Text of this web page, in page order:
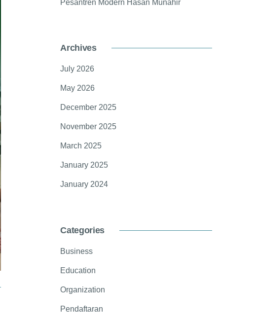
Pesantren Modern Hasan Munahir
Archives
July 2026
May 2026
December 2025
November 2025
March 2025
January 2025
January 2024
Categories
Business
Education
Organization
Pendaftaran